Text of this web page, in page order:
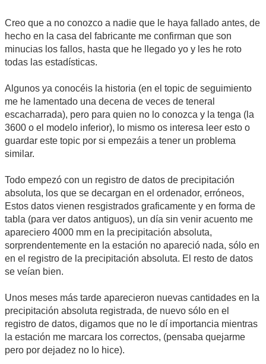
Creo que a no conozco a nadie que le haya fallado antes, de
hecho en la casa del fabricante me confirman que son
minucias los fallos, hasta que he llegado yo y les he roto
todas las estadísticas.
Algunos ya conocéis la historia (en el topic de seguimiento
me he lamentado una decena de veces de teneral
escacharrada), pero para quien no lo conozca y la tenga (la
3600 o el modelo inferior), lo mismo os interesa leer esto o
guardar este topic por si empezáis a tener un problema
similar.
Todo empezó con un registro de datos de precipitación
absoluta, los que se decargan en el ordenador, erróneos,
Estos datos vienen resgistrados graficamente y en forma de
tabla (para ver datos antiguos), un día sin venir acuento me
apareciero 4000 mm en la precipitación absoluta,
sorprendentemente en la estación no apareció nada, sólo en
en el registro de la precipitación absoluta. El resto de datos
se veían bien.
Unos meses más tarde aparecieron nuevas cantidades en la
precipitación absoluta registrada, de nuevo sólo en el
registro de datos, digamos que no le dí importancia mientras
la estación me marcara los correctos, (pensaba quejarme
pero por dejadez no lo hice).